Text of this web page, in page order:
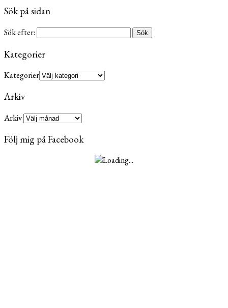
Sök på sidan
Sök efter:
Kategorier
Kategorier
Arkiv
Arkiv
Följ mig på Facebook